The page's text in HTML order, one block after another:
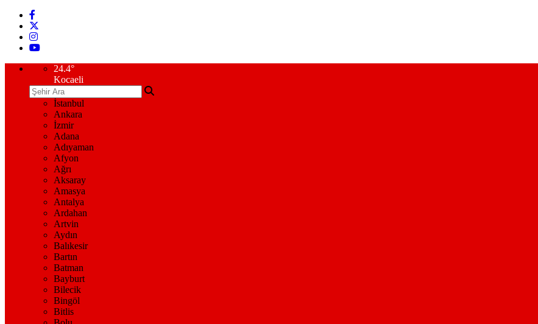
24.4°
Kocaeli
İstanbul
Ankara
İzmir
Adana
Adıyaman
Afyon
Ağrı
Aksaray
Amasya
Antalya
Ardahan
Artvin
Aydın
Balıkesir
Bartın
Batman
Bayburt
Bilecik
Bingöl
Bitlis